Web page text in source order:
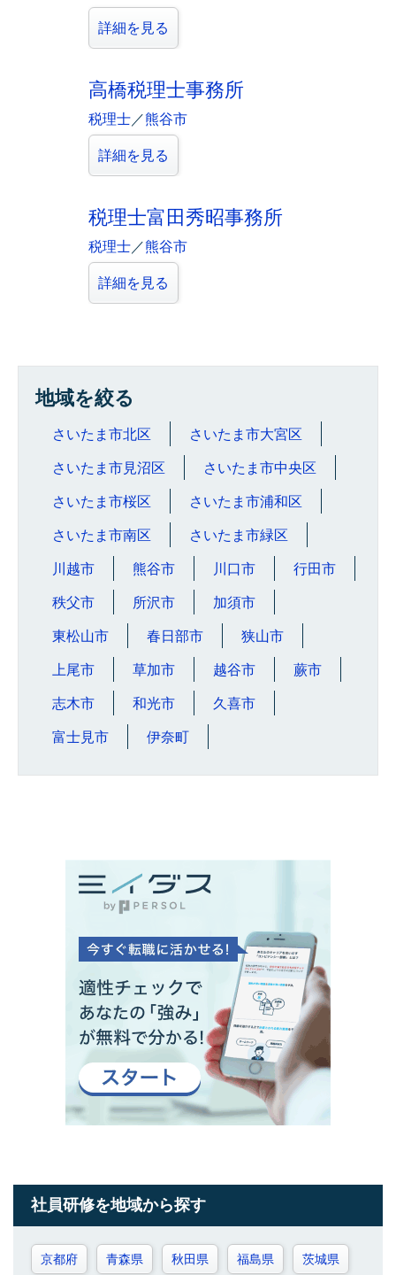
詳細を見る
高橋税理士事務所
税理士／熊谷市
詳細を見る
税理士富田秀昭事務所
税理士／熊谷市
詳細を見る
地域を絞る
さいたま市北区 さいたま市大宮区
さいたま市見沼区 さいたま市中央区
さいたま市桜区 さいたま市浦和区
さいたま市南区 さいたま市緑区
川越市 熊谷市 川口市 行田市
秩父市 所沢市 加須市
東松山市 春日部市 狭山市
上尾市 草加市 越谷市 蕨市
志木市 和光市 久喜市
富士見市 伊奈町
社員研修を地域から探す
京都府 青森県 秋田県 福島県 茨城県